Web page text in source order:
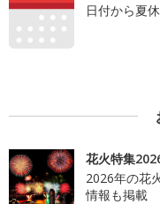
日付から夏
花火特集
2026年の花
情報も掲載